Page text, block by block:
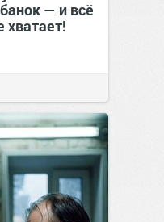
— и всё
хватает!